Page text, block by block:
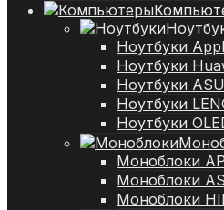
Ноутбуки
Ноутбуки
Ноутбуки
Ноутбуки
Ноутбуки
Моноблоки
Моноблоки
Моноблоки